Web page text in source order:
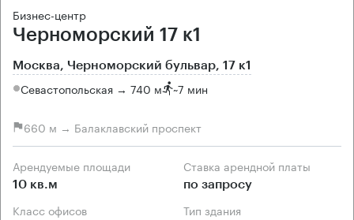
Бизнес-центр
Черноморский 17 к1
Москва, Черноморский бульвар, 17 к1
Севастопольская → 740 м ~7 мин
660 м → Балаклавский проспект
Арендуемые площади
10 кв.м
Ставка арендной платы
по запросу
Класс офисов Тип здания